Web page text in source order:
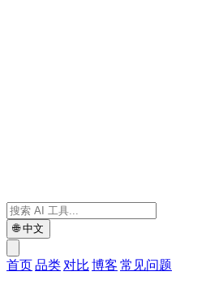
🌐中文
首页品类对比 博客 常见问题